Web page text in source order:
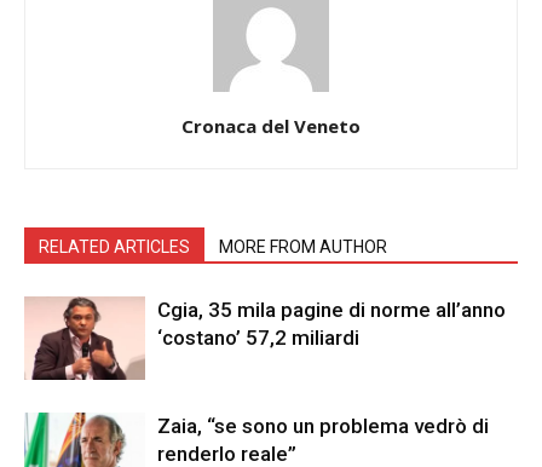
Cronaca del Veneto
RELATED ARTICLES MORE FROM AUTHOR
Cgia, 35 mila pagine di norme all’anno
‘costano’ 57,2 miliardi
Zaia, “se sono un problema vedrò di
renderlo reale”